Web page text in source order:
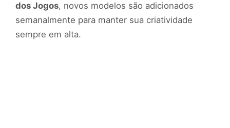
dos Jogos, novos modelos são adicionados
semanalmente para manter sua criatividade
sempre em alta.